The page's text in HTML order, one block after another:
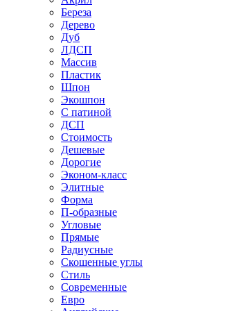
Береза
Дерево
Дуб
ЛДСП
Массив
Пластик
Шпон
Экошпон
С патиной
ДСП
Стоимость
Дешевые
Дорогие
Эконом-класс
Элитные
Форма
П-образные
Угловые
Прямые
Радиусные
Скошенные углы
Стиль
Современные
Евро